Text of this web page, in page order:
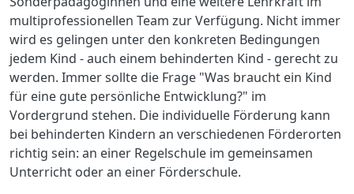
multiprofessionellen Team zur Verfügung. Nicht immer
wird es gelingen unter den konkreten Bedingungen
jedem Kind - auch einem behinderten Kind - gerecht zu
werden. Immer sollte die Frage "Was braucht ein Kind
für eine gute persönliche Entwicklung?" im
Vordergrund stehen. Die individuelle Förderung kann
bei behinderten Kindern an verschiedenen Förderorten
richtig sein: an einer Regelschule im gemeinsamen
Unterricht oder an einer Förderschule.